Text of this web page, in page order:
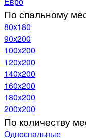
По спальному
80х180
90х200
100х200
120x200
140х200
160х200
180х200
200х200
По количеству
Односпальные